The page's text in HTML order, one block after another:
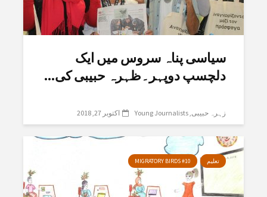
سیاسی پناہ سروس میں ایک
دلچسپ دوپہر۔ظہرہ حبیبی کی...
زہرہ حبیبی Young Journalists اکتوبر 27, 2018
تعلیم MIGRATORY BIRDS #10